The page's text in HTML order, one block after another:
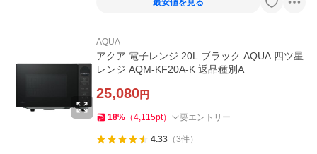
最安値を見る
AQUA
アクア 電子レンジ 20L ブラック AQUA 四ツ星
レンジ AQM-KF20A-K 返品種別A
25,080円
18% （4,115pt） 要エントリー
4.33（3件）